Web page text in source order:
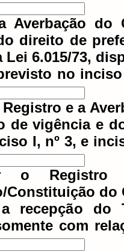
Averbação do
direito de
Lei 6.015/73,
no
e a
de vigência e
I, nº 3, e
o Registro
Constituição do
recepção do
com